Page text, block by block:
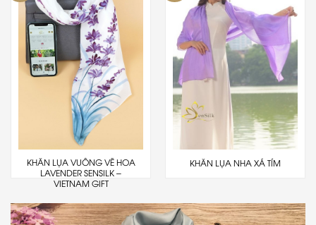
KHĂN LỤA VUÔNG VẼ HOA
LAVENDER SENSILK –
VIETNAM GIFT
KHĂN LỤA NHA XÁ TÍM